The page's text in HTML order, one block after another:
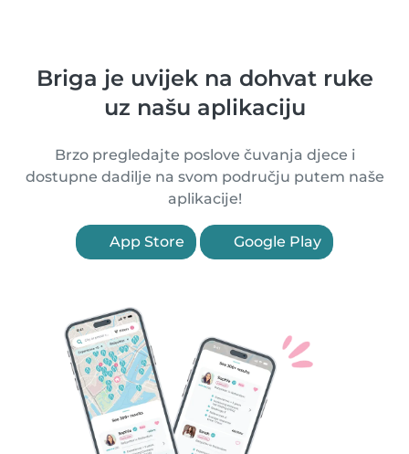
Briga je uvijek na dohvat ruke
uz našu aplikaciju
Brzo pregledajte poslove čuvanja djece i
dostupne dadilje na svom području putem naše
aplikacije!
App Store Google Play